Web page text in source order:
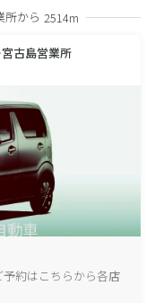
所から 2514m
古島営業所
約はこちらから各店